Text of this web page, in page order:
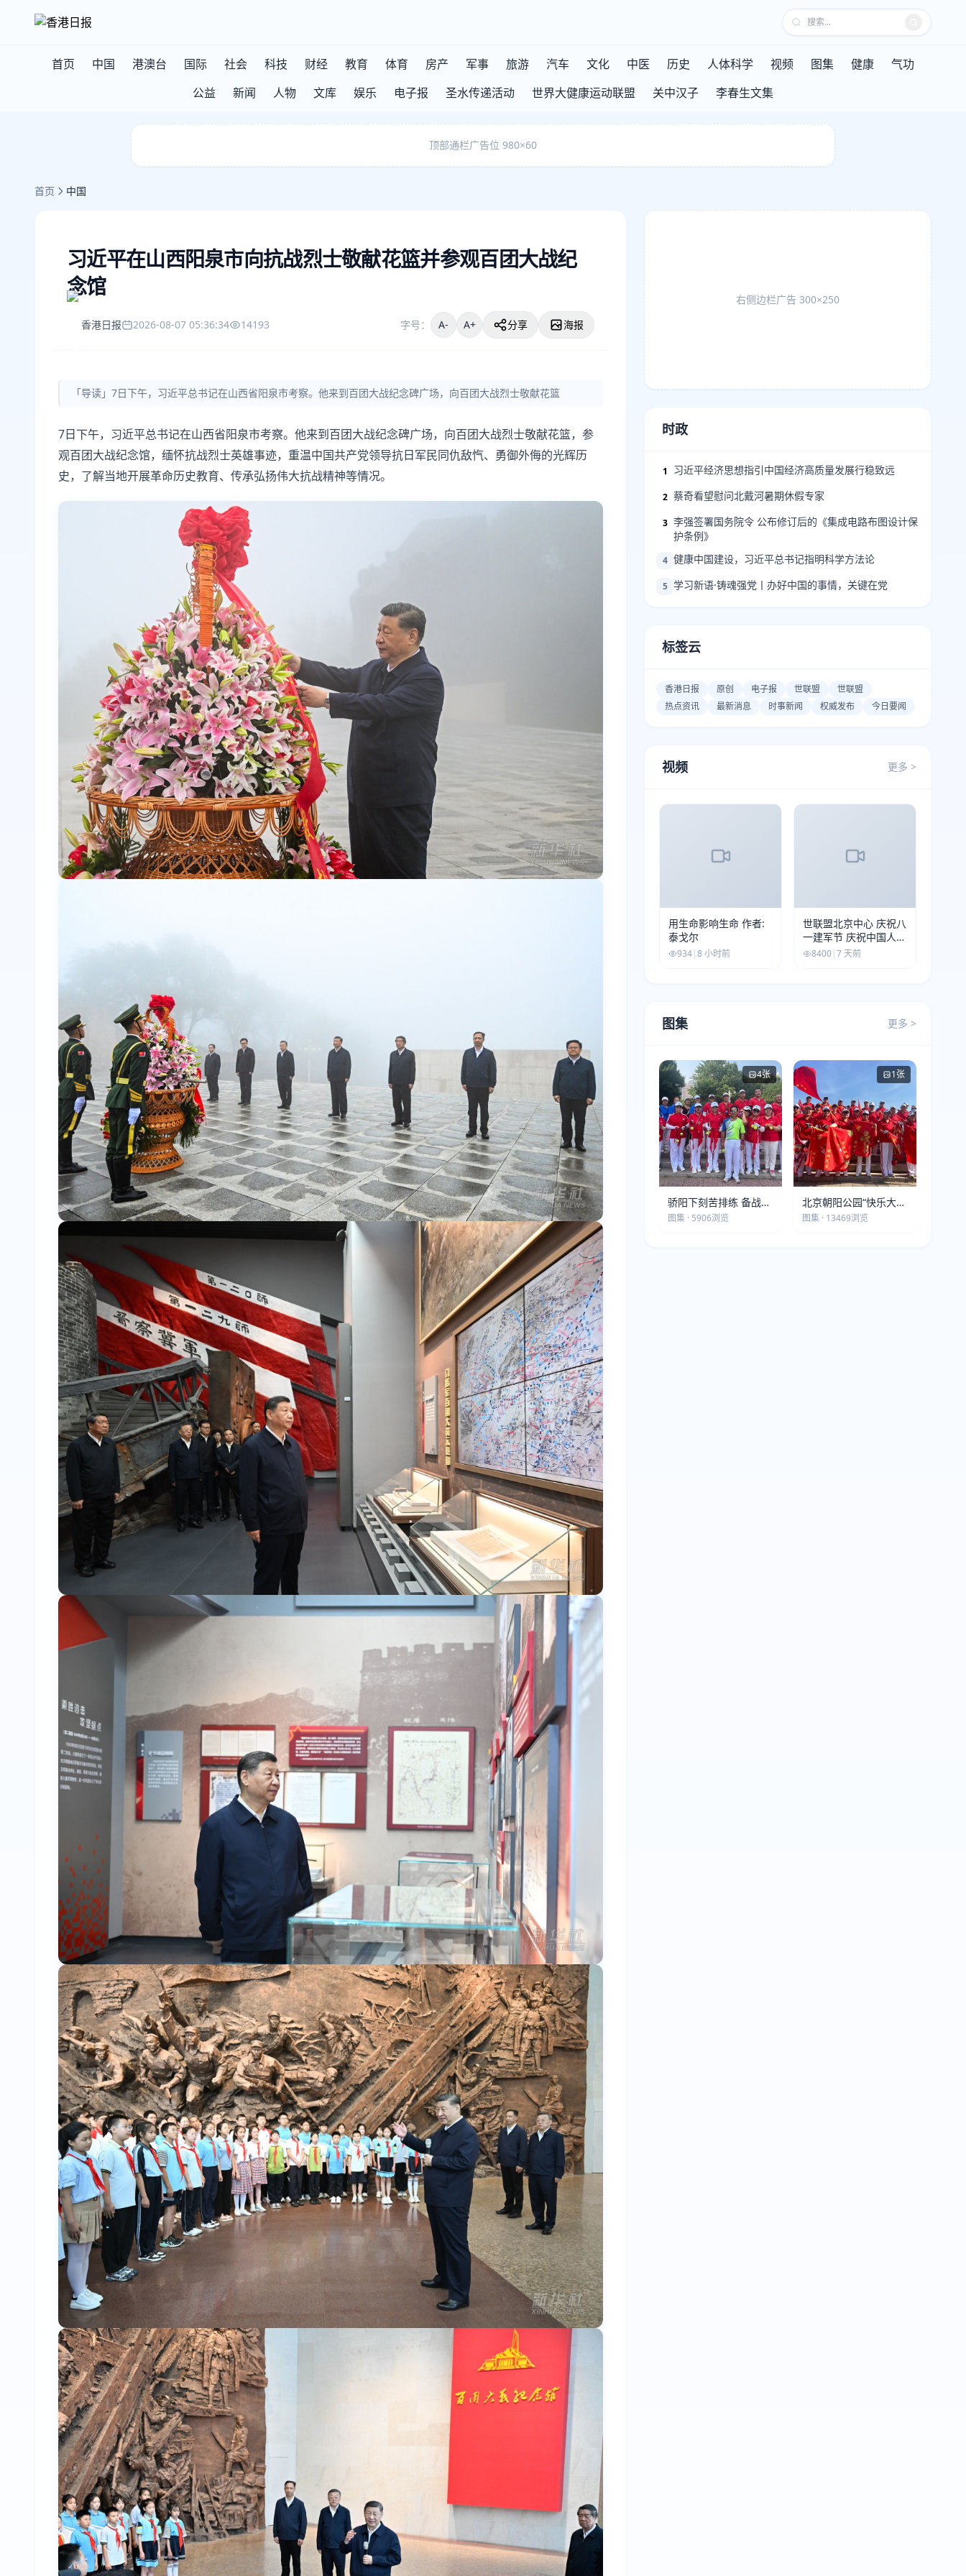
首页 中国 港澳台 国际 社会 科技 财经 教育 体育 房产 军事 旅游 汽车 文化 中医 历史 人体科学 视频 图集 健康
气功
公益
新闻 人物 文库 娱乐 电子报 圣水传递活动 世界大健康运动联盟 关中汉子 李春生文集
顶部通栏广告位 980×60
首页 中国
习近平在山西阳泉市向抗战烈士敬献花篮并参观百团大战纪
念馆
香港日报 2026-08-07 05:36:34 14193 字号： A- A+ 分享 海报
「导读」7日下午，习近平总书记在山西省阳泉市考察。他来到百团大战纪念碑广场，向百团大战烈士敬献花篮
7日下午，习近平总书记在山西省阳泉市考察。他来到百团大战纪念碑广场，向百团大战烈士敬献花篮，参
观百团大战纪念馆，缅怀抗战烈士英雄事迹，重温中国共产党领导抗日军民同仇敌忾、勇御外侮的光辉历
史，了解当地开展革命历史教育、传承弘扬伟大抗战精神等情况。
右侧边栏广告 300×250
时政
1 习近平经济思想指引中国经济高质量发展行稳致远
2 蔡奇看望慰问北戴河暑期休假专家
3 李强签署国务院令 公布修订后的《集成电路布图设计保
护条例》
4 健康中国建设，习近平总书记指明科学方法论
5 学习新语·铸魂强党丨办好中国的事情，关键在党
标签云
香港日报 原创 电子报 世联盟
世联盟
热点资讯
最新消息 时事新闻 权威发布 今日要闻
视频 更多 >
用生命影响生命 作者:
泰戈尔
934|8 小时前
世联盟北京中心 庆祝八
一建军节 庆祝中国人民
解放军建军99周年
8400|7 天前
图集 更多 >
4张
骄阳下刻苦排练 备战第
五届莫斯科世界大健康
图集 · 5906浏览
1张
北京朝阳公园“快乐大本
营”建党105周年庆祝活
图集 · 13469浏览